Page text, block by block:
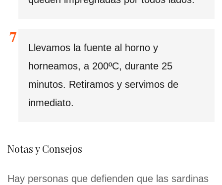
Llevamos la fuente al horno y
horneamos, a 200ºC, durante 25
minutos. Retiramos y servimos de
inmediato.
Notas y Consejos
Hay personas que defienden que las sardinas